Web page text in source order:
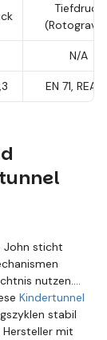
Tiefdruck
N/A
EN 71,
John sticht
nutzen.
Kindertunnel
stabil
mit